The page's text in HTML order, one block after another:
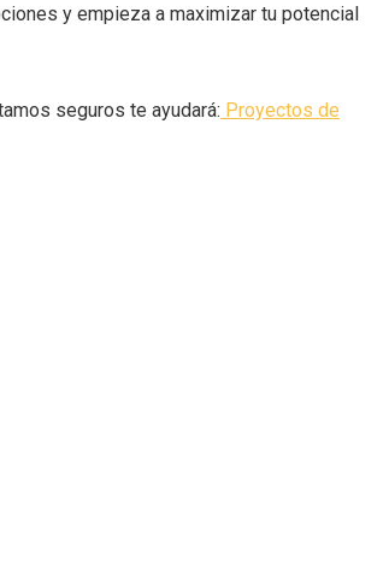
y empieza a maximizar tu potencial
seguros te ayudará: Proyectos de